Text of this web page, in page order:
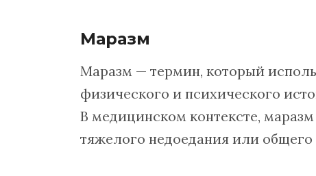
Маразм
Маразм — термин, который
физического и психического
В медицинском контексте,
тяжелого недоедания или